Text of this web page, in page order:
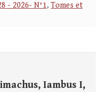
- 2026- N°1, Tomes et
Iambus I,